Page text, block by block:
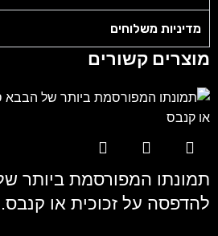
מדיניות משלוחים
מוצרים קשורים
תמונתו המפורסמת ביותר
להדפסה על זכוכית או קנבס.